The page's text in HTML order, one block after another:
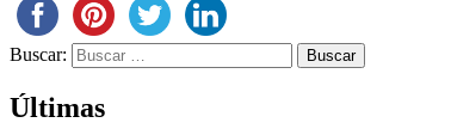
Buscar:
Últimas